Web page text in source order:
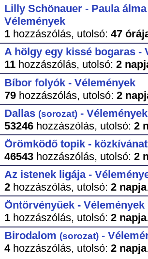
Lilly Schönauer - Paula
Vélemények
1hozzászólás, utolsó: 47
A hölgy egy kissé bogaras -
11hozzászólás, utolsó: 2
Bíbor folyók - Vélemények
79hozzászólás, utolsó: 2
Dallas (sorozat)- Vélemények
53246hozzászólás, utolsó: 2
Örömködő topik -
46543hozzászólás, utolsó: 2
Az istenek ligája -
2hozzászólás, utolsó: 2 napja
Öntörvényűek - Vélemények
1hozzászólás, utolsó: 2 napja
Birodalom (sorozat)-
4hozzászólás, utolsó: 2 napja